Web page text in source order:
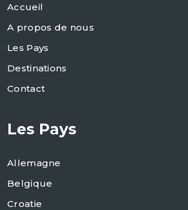
Accueil
A propos de nous
Les Pays
Destinations
Contact
Les Pays
Allemagne
Belgique
Croatie